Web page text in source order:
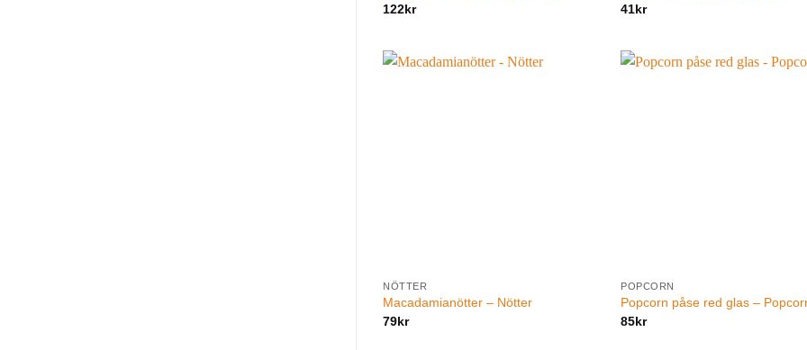
122kr
41kr
NÖTTER
Macadamianötter – Nötter
79kr
POPCORN
Popcorn påse red glas –
85kr